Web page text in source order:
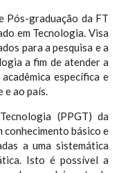
Pós-graduação da FT
em Tecnologia. Visa
para a pesquisa e a
a fim de atender a
específica e
e ao país.
(PPGT) da
conhecimento básico e
a uma sistemática
Isto é possível a